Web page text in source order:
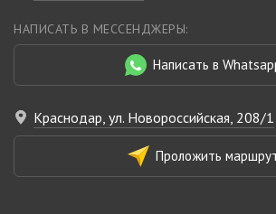
НАПИСАТЬ В МЕССЕНДЖЕРЫ:
Написать в
Краснодар, ул. Новороссийская, 208/1
Проложить